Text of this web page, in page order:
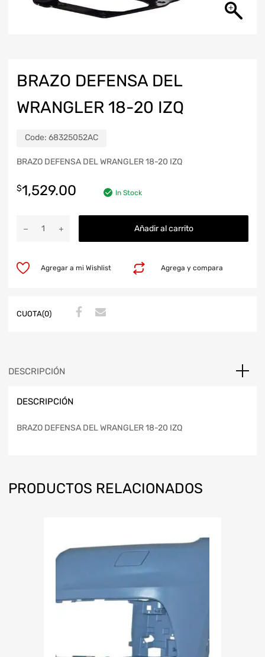
BRAZO DEFENSA DEL
WRANGLER 18-20 IZQ
Code: 68325052AC
BRAZO DEFENSA DEL WRANGLER 18-20 IZQ
$1,529.00 In Stock
Añadir al carrito
Agrega y compara
Agregar a mi Wishlist
CUOTA(0)
DESCRIPCIÓN
DESCRIPCIÓN
BRAZO DEFENSA DEL WRANGLER 18-20 IZQ
PRODUCTOS RELACIONADOS